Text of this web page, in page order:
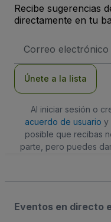
Recibe sugerencias
directamente en tu
de
Únete a la lista
Al iniciar sesión o
acuerdo de usuario y
posible que recibas
parte, pero puedes
Eventos en directo